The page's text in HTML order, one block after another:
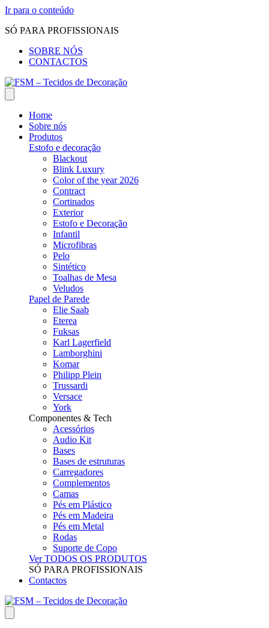
Ir para o conteúdo
SÓ PARA PROFISSIONAIS
SOBRE NÓS
CONTACTOS
Home
Sobre nós
Produtos
Estofo e decoração
Blackout
Blink Luxury
Color of the year 2026
Contract
Cortinados
Exterior
Estofo e Decoração
Infantil
Microfibras
Pelo
Sintético
Toalhas de Mesa
Veludos
Papel de Parede
Elie Saab
Eterea
Fuksas
Karl Lagerfield
Lamborghini
Komar
Philipp Plein
Trussardi
Versace
York
Componentes & Tech
Acessórios
Audio Kit
Bases
Bases de estruturas
Carregadores
Complementos
Camas
Pés em Plástico
Pés em Madeira
Pés em Metal
Rodas
Suporte de Copo
Ver TODOS OS PRODUTOS
SÓ PARA PROFISSIONAIS
Contactos